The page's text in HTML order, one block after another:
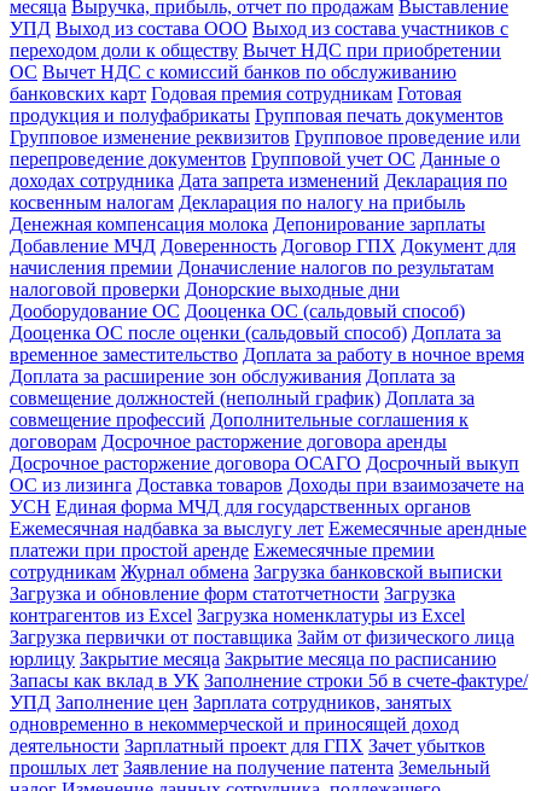
месяца Выручка, прибыль, отчет по продажам Выставление
УПД Выход из состава ООО Выход из состава участников с
переходом доли к обществу Вычет НДС при приобретении
ОС Вычет НДС с комиссий банков по обслуживанию
банковских карт Годовая премия сотрудникам Готовая
продукция и полуфабрикаты Групповая печать документов
Групповое изменение реквизитов Групповое проведение или
перепроведение документов Групповой учет ОС Данные о
доходах сотрудника Дата запрета изменений Декларация по
косвенным налогам Декларация по налогу на прибыль
Денежная компенсация молока Депонирование зарплаты
Добавление МЧД Доверенность Договор ГПХ Документ для
начисления премии Доначисление налогов по результатам
налоговой проверки Донорские выходные дни
Дооборудование ОС Дооценка ОС (сальдовый способ)
Дооценка ОС после оценки (сальдовый способ) Доплата за
временное заместительство Доплата за работу в ночное время
Доплата за расширение зон обслуживания Доплата за
совмещение должностей (неполный график) Доплата за
совмещение профессий Дополнительные соглашения к
договорам Досрочное расторжение договора аренды
Досрочное расторжение договора ОСАГО Досрочный выкуп
ОС из лизинга Доставка товаров Доходы при взаимозачете на
УСН Единая форма МЧД для государственных органов
Ежемесячная надбавка за выслугу лет Ежемесячные арендные
платежи при простой аренде Ежемесячные премии
сотрудникам Журнал обмена Загрузка банковской выписки
Загрузка и обновление форм статотчетности Загрузка
контрагентов из Excel Загрузка номенклатуры из Excel
Загрузка первички от поставщика Займ от физического лица
юрлицу Закрытие месяца Закрытие месяца по расписанию
Запасы как вклад в УК Заполнение строки 5б в счете-фактуре/
УПД Заполнение цен Зарплата сотрудников, занятых
одновременно в некоммерческой и приносящей доход
деятельности Зарплатный проект для ГПХ Зачет убытков
прошлых лет Заявление на получение патента Земельный